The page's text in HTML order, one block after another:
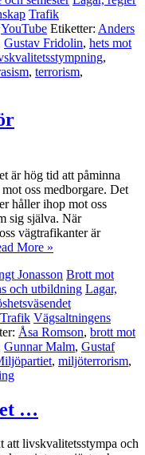
Trafik
YouTube Etiketter: Anders
Gustav Fridolin, hets mot
,
, terrorism,
är hög tid att påminna
oss medborgare. Det
håller ihop mot oss
sig själva. När
vägtrafikanter är
More »
Jonasson Brott mot
och utbildning Lagar,
Trafik Vägsaltningens
Åsa Romson, brott mot
Gunnar Malm, Gustaf
, miljöterrorism,
…
livskvalitetsstympa och